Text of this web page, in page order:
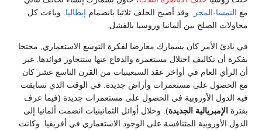
مع النمسا-المجر . وقد أصبح الحلف ثلاثيا بانضمام إيطاليا. وباءت كل
محاولات الصلح بين ألمانيا وروسيا بالفشل.
في بادئ الأمر كان بسمارك معارضا لفكرة التوسع الاستعماري, محتجا
بفكرة أن تكاليف احتلال مستعمرة والدفاع عنها ستتجاوز فوائدها. غير
أن الرأي العام في أواخر عقد السبعينيات من القرن التاسع عشر كان
مع الحصول على مستعمرات وأراض جديدة. في الوقت الذي تسابقت
فيه الدول الأوروبية في الحصول على مستعمرات جديدة (فيما عرف
بفترة الإمبريالية الجديدة). وخلال أوائل الثمانينيات انضمت ألمانيا إلى
الدول الأوروبية المتنافسة على الوجود الاستعماري في أفريقيا. وكانت